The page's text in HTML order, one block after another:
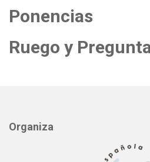
Ponencias
Ruego y
Organiza